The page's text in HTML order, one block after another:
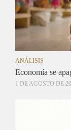
ANÁLISIS
Economía se
1 DE AGOSTO DE